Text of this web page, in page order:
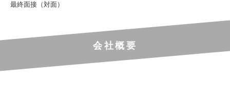
最終面接（対面）
会社概要